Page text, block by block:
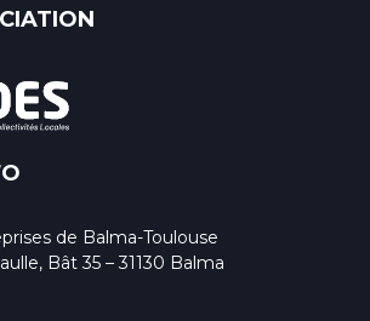
de Balma-Toulouse
Bât 35 – 31130 Balma